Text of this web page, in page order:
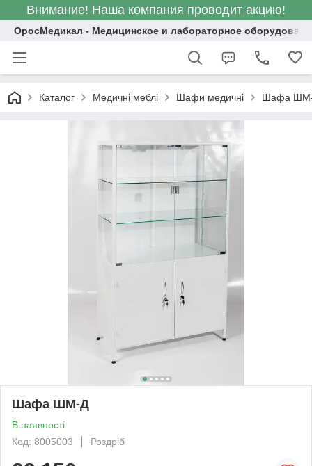
Внимание! Наша компания проводит акцию!
ОросМедикал - Медицинское и лабораторное
Каталог Медичні меблі Шафи медичні Шафа
Шафа ШМ-Д
В наявності
Код: 8005003
Роздріб